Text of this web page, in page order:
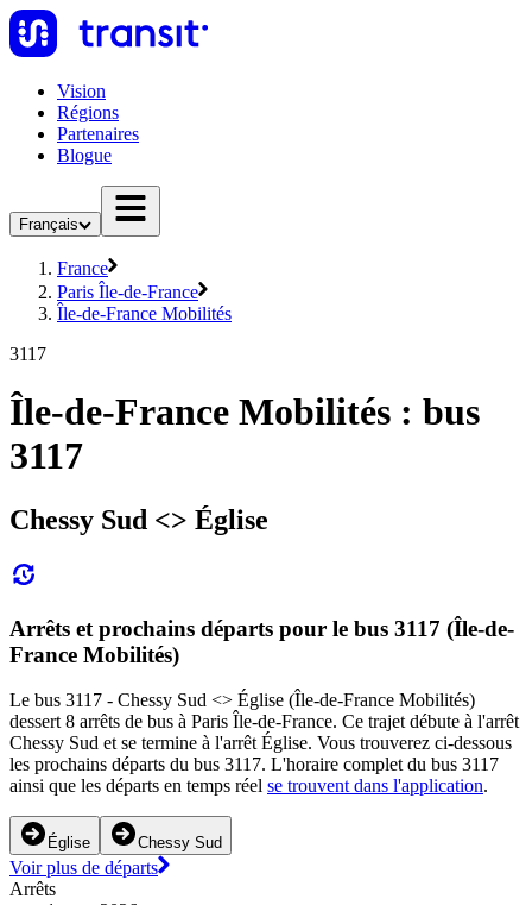
Vision
Régions
Partenaires
Blogue
Français
France
Paris Île-de-France
Île-de-France Mobilités
3117
Île-de-France Mobilités : bus
3117
Chessy Sud <> Église
Arrêts et prochains départs pour le bus 3117 (Île-de-
France Mobilités)
Le bus 3117 - Chessy Sud <> Église (Île-de-France Mobilités)
dessert 8 arrêts de bus à Paris Île-de-France. Ce trajet débute à l'arrêt
Chessy Sud et se termine à l'arrêt Église. Vous trouverez ci-dessous
les prochains départs du bus 3117. L'horaire complet du bus 3117
ainsi que les départs en temps réel se trouvent dans l'application.
Église Chessy Sud
Voir plus de départs
Arrêts